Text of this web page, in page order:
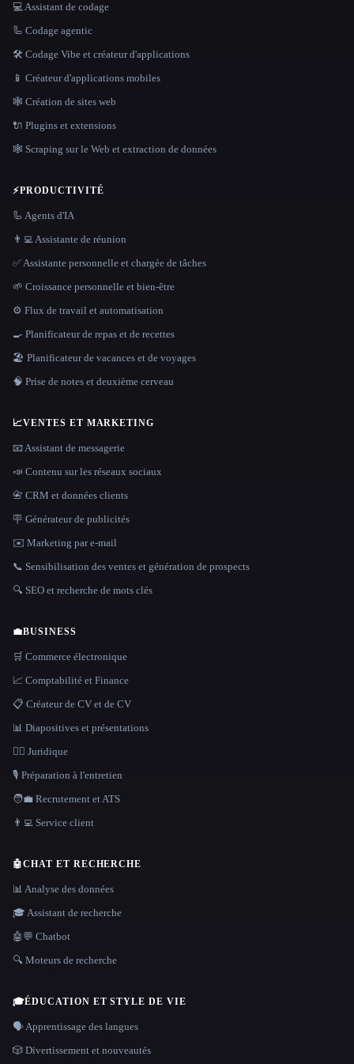
💻 Assistant de codage
🦾 Codage agentic
🛠️ Codage Vibe et créateur d'applications
📱 Créateur d'applications mobiles
🕸 Création de sites web
🔌 Plugins et extensions
🕸️ Scraping sur le Web et extraction de données
⚡PRODUCTIVITÉ
🦾 Agents d'IA
👨‍💻 Assistante de réunion
✅ Assistante personnelle et chargée de tâches
🌱 Croissance personnelle et bien-être
⚙️ Flux de travail et automatisation
🍳 Planificateur de repas et de recettes
🏖 Planificateur de vacances et de voyages
🧠 Prise de notes et deuxième cerveau
📈VENTES ET MARKETING
📧 Assistant de messagerie
📣 Contenu sur les réseaux sociaux
📇 CRM et données clients
🪧 Générateur de publicités
✉️ Marketing par e-mail
📞 Sensibilisation des ventes et génération de prospects
🔍 SEO et recherche de mots clés
💼BUSINESS
🛒 Commerce électronique
📈 Comptabilité et Finance
📋 Créateur de CV et de CV
📊 Diapositives et présentations
👩‍⚖️ Juridique
🎙️ Préparation à l'entretien
🧑‍💼 Recrutement et ATS
👨‍💻 Service client
🤖CHAT ET RECHERCHE
📊 Analyse des données
🎓 Assistant de recherche
🤖💬 Chatbot
🔍 Moteurs de recherche
🎓ÉDUCATION ET STYLE DE VIE
🗣️ Apprentissage des langues
🎲 Divertissement et nouveautés